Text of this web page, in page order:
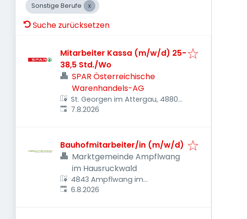
Sonstige Berufe
Suche zurücksetzen
Mitarbeiter Kassa (m/w/d) 25-
38,5 Std./Wo
SPAR Österreichische
Warenhandels-AG
St. Georgen im Attergau, 4880,
Österreich
Veröffentlicht
7.8.2026
Bauhofmitarbeiter/in (m/w/d)
Marktgemeinde Ampflwang
im Hausruckwald
4843 Ampflwang im
Hausruckwald, Österreich
Veröffentlicht
6.8.2026